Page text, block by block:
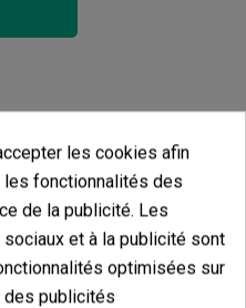
0.00%
0.00%
0.00%
les cookies afin
fonctionnalités des
de la publicité. Les
et à la publicité sont
optimisées sur
des publicités